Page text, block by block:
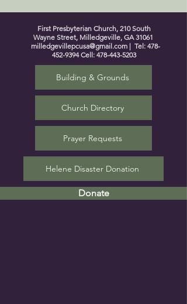
First Presbyterian Church, 210 South
Wayne Street, Milledgeville, GA 31061
milledgevillepcusa@gmail.com | Tel: 478-
452-9394Cell: 478-443-5203
Building & Grounds
Church Directory
Prayer Requests
Helene Disaster Donation
Donate